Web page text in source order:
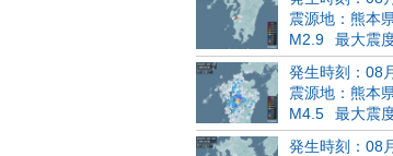
震源地：熊本
M2.9
最大震
発生時刻：08
震源地：熊本
M4.5
最大震
発生時刻：08